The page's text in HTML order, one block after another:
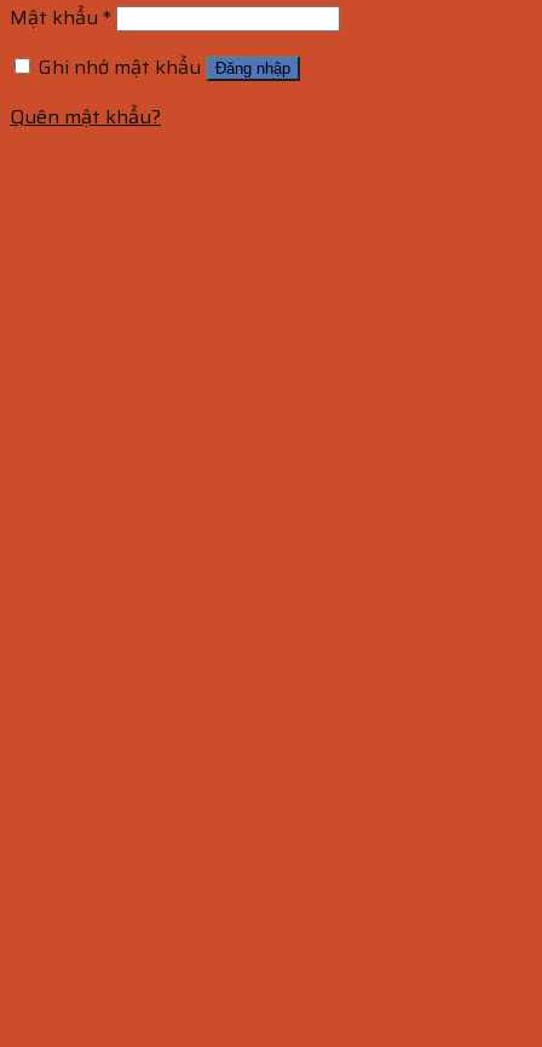
Mật khẩu *
Ghi nhớ mật khẩu
Đăng nhập
Quên mật khẩu?